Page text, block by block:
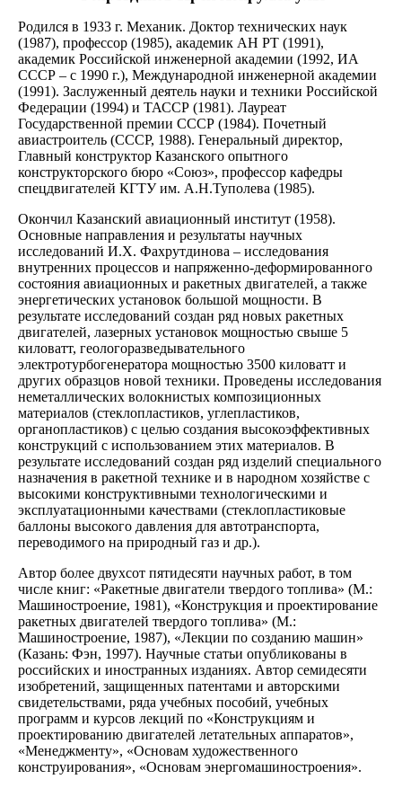
Родился в 1933 г. Механик. Доктор технических наук
(1987), профессор (1985), академик АН РТ (1991),
академик Российской инженерной академии (1992, ИА
СССР – с 1990 г.), Международной инженерной академии
(1991). Заслуженный деятель науки и техники Российской
Федерации (1994) и ТАССР (1981). Лауреат
Государственной премии СССР (1984). Почетный
авиастроитель (СССР, 1988). Генеральный директор,
Главный конструктор Казанского опытного
конструкторского бюро «Союз», профессор кафедры
спецдвигателей КГТУ им. А.Н.Туполева (1985).
Окончил Казанский авиационный институт (1958).
Основные направления и результаты научных
исследований И.Х. Фахрутдинова – исследования
внутренних процессов и напряженно-деформированного
состояния авиационных и ракетных двигателей, а также
энергетических установок большой мощности. В
результате исследований создан ряд новых ракетных
двигателей, лазерных установок мощностью свыше 5
киловатт, геологоразведывательного
электротурбогенератора мощностью 3500 киловатт и
других образцов новой техники. Проведены исследования
неметаллических волокнистых композиционных
материалов (стеклопластиков, углепластиков,
органопластиков) с целью создания высокоэффективных
конструкций с использованием этих материалов. В
результате исследований создан ряд изделий специального
назначения в ракетной технике и в народном хозяйстве с
высокими конструктивными технологическими и
эксплуатационными качествами (стеклопластиковые
баллоны высокого давления для автотранспорта,
переводимого на природный газ и др.).
Автор более двухсот пятидесяти научных работ, в том
числе книг: «Ракетные двигатели твердого топлива» (М.:
Машиностроение, 1981), «Конструкция и проектирование
ракетных двигателей твердого топлива» (М.:
Машиностроение, 1987), «Лекции по созданию машин»
(Казань: Фэн, 1997). Научные статьи опубликованы в
российских и иностранных изданиях. Автор семидесяти
изобретений, защищенных патентами и авторскими
свидетельствами, ряда учебных пособий, учебных
программ и курсов лекций по «Конструкциям и
проектированию двигателей летательных аппаратов»,
«Менеджменту», «Основам художественного
конструирования», «Основам энергомашиностроения».